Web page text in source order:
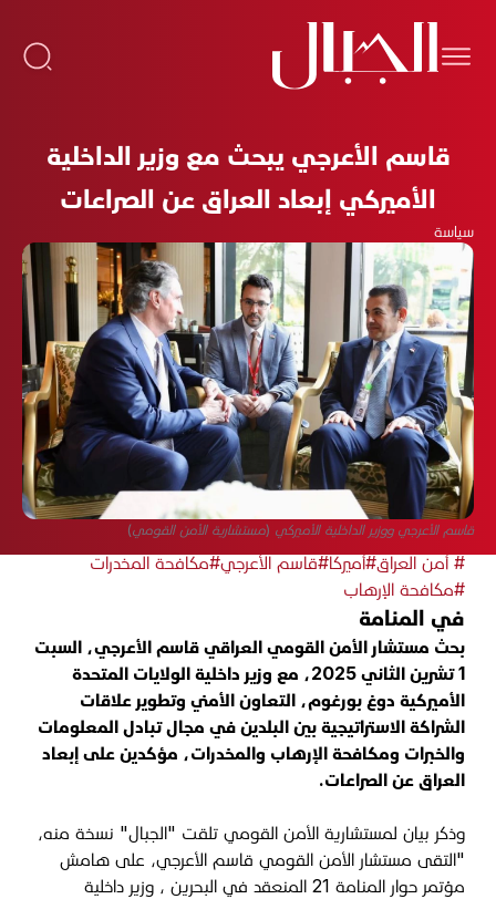
قاسم الأعرجي يبحث مع وزير الداخلية
الأميركي إبعاد العراق عن الصراعات
سياسة
قاسم الأعرجي ووزير الداخلية الأميركي (مستشارية الأمن القومي)
# أمن العراق#أميركا#قاسم الأعرجي#مكافحة المخدرات
#مكافحة الإرهاب
في المنامة
بحث مستشار الأمن القومي العراقي قاسم الأعرجي، السبت
1 تشرين الثاني 2025، مع وزير داخلية الولايات المتحدة
الأميركية دوغ بورغوم، التعاون الأمني وتطوير علاقات
الشراكة الاستراتيجية بين البلدين في مجال تبادل المعلومات
والخبرات ومكافحة الإرهاب والمخدرات، مؤكدين على إبعاد
العراق عن الصراعات.
وذكر بيان لمستشارية الأمن القومي تلقت "الجبال" نسخة منه،
"التقى مستشار الأمن القومي قاسم الأعرجي، على هامش
مؤتمر حوار المنامة 21 المنعقد في البحرين ، وزير داخلية